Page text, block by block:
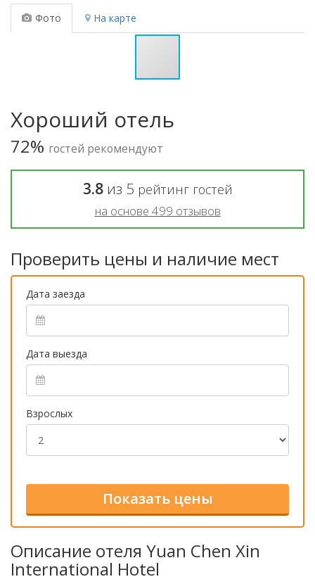
Фото На карте
Хороший отель
72% гостей рекомендуют
3.8из 5 рейтинг гостей
на основе 499 отзывов
Проверить цены и наличие мест
Дата заезда
Дата выезда
Взрослых
Описание отеля Yuan Chen Xin
International Hotel